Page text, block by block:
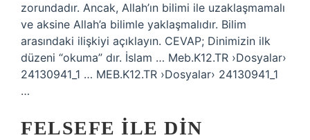
zorundadır. Ancak, Allah’ın bilimi ile uzaklaşmamalı
ve aksine Allah’a bilimle yaklaşmalıdır. Bilim
arasındaki ilişkiyi açıklayın. CEVAP; Dinimizin ilk
düzeni “okuma” dır. İslam … Meb.K12.TR ›Dosyalar›
24130941_1 … MEB.K12.TR ›Dosyalar› 24130941_1
…
FELSEFE ILE DIN